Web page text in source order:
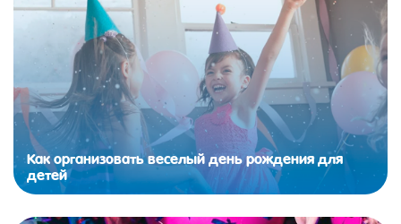
Как организовать веселый день рождения для
детей